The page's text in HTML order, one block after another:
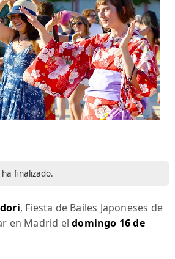
finalizado.
, Fiesta de Bailes Japoneses de
en Madrid eldomingo 16 de